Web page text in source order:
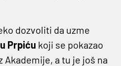
dozvoliti da uzme
Prpiću koji se pokazao
Akademije, a tu je još na